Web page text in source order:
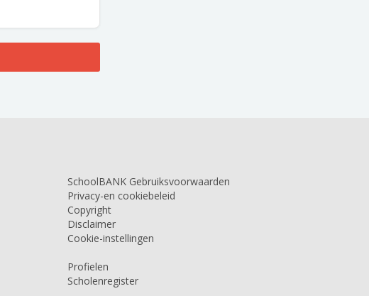
SchoolBANK Gebruiksvoorwaarden
Privacy-en cookiebeleid
Copyright
Disclaimer
Cookie-instellingen
Profielen
Scholenregister